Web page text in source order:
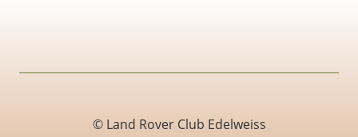
© Land Rover Club Edelweiss